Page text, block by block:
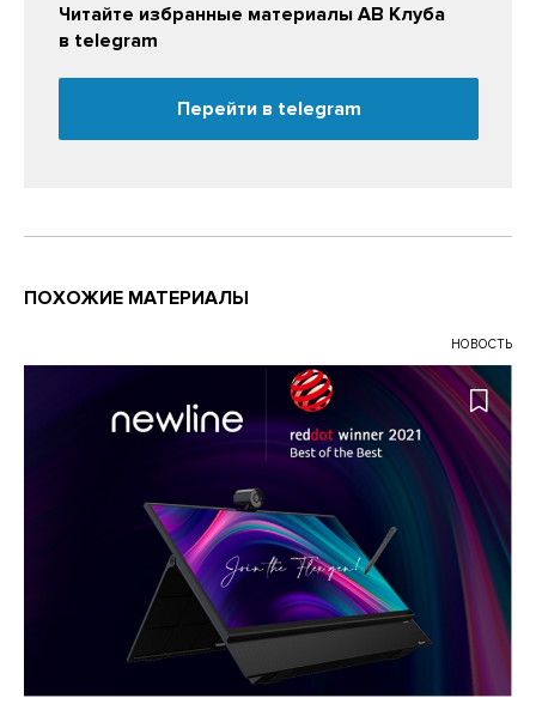
Читайте избранные материалы АВ Клуба
в telegram
Перейти в telegram
ПОХОЖИЕ МАТЕРИАЛЫ
НОВОСТЬ